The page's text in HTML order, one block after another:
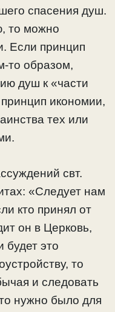
спасения душ.
то можно
Если принцип
то образом,
душ к «части
икономии,
тех или
свт.
«Следует нам
кто принял от
он в Церковь,
будет это
то
и следовать
нужно было для